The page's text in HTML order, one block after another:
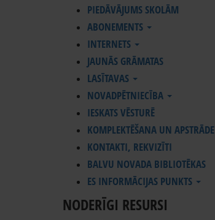
PIEDĀVĀJUMS SKOLĀM
ABONEMENTS
INTERNETS
JAUNĀS GRĀMATAS
LASĪTAVAS
NOVADPĒTNIECĪBA
IESKATS VĒSTURĒ
KOMPLEKTĒŠANA UN APSTRĀDE
KONTAKTI, REKVIZĪTI
BALVU NOVADA BIBLIOTĒKAS
ES INFORMĀCIJAS PUNKTS
NODERĪGI RESURSI